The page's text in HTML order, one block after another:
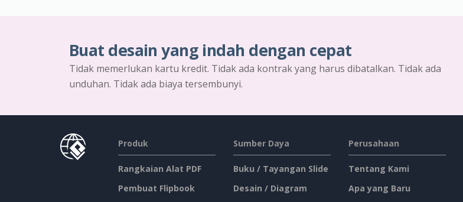
Buat desain yang indah dengan cepat
Tidak memerlukan kartu kredit. Tidak ada kontrak yang harus dibatalkan. Tidak ada
unduhan. Tidak ada biaya tersembunyi.
Produk
Rangkaian Alat PDF
Pembuat Flipbook
Sumber Daya
Buku / Tayangan Slide
Desain / Diagram
Perusahaan
Tentang Kami
Apa yang Baru